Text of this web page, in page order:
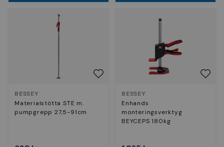
BESSEY
Materialstötta STE m.
pumpgrepp 27,5-91cm
BESSEY
Enhands
monteringsverktyg
BEYCEPS 180kg